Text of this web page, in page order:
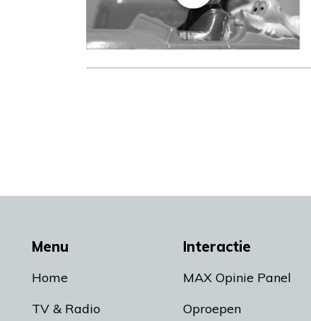
Menu
Home
TV & Radio
Interactie
MAX Opinie Panel
Oproepen